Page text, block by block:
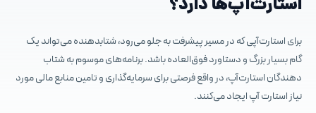
استارت‌آپ‌ها دارد؟
برای استارت‌آپی که در مسیر پیشرفت به جلو می‌رود، شتابدهنده می‌تواند یک
گام بسیار بزرگ و دستاورد فوق‌العاده باشد. برنامه‌های موسوم به شتاب
دهندگان استارت‌آپ‌، در واقع فرصتی برای سرمایه‌گذاری و تامین منابع مالی مورد
نیاز استارت آپ ایجاد می‌کنند.